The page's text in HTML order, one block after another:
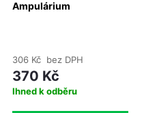
Ampulárium
306 Kč bez DPH
370 Kč
Ihned k odběru